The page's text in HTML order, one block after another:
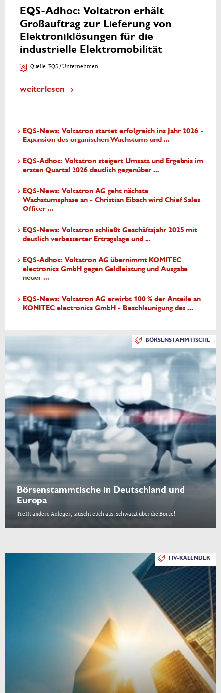
EQS-Adhoc: Voltatron erhält
Großauftrag zur Lieferung von
Elektroniklösungen für die
industrielle Elektromobilität
Quelle:EQS / Unternehmen
weiterlesen
EQS-News: Voltatron startet erfolgreich ins Jahr 2026 -
Expansion des organischen Wachstums und ...
EQS-Adhoc: Voltatron steigert Umsatz und Ergebnis im
ersten Quartal 2026 deutlich gegenüber ...
EQS-News: Voltatron AG geht nächste
Wachstumsphase an - Christian Eibach wird Chief Sales
Officer ...
EQS-News: Voltatron schließt Geschäftsjahr 2025 mit
deutlich verbesserter Ertragslage und ...
EQS-Adhoc: Voltatron AG übernimmt KOMITEC
electronics GmbH gegen Geldleistung und Ausgabe
neuer ...
EQS-News: Voltatron AG erwirbt 100 % der Anteile an
KOMITEC electronics GmbH - Beschleunigung des ...
BÖRSENSTAMMTISCHE
Börsenstammtische in Deutschland und
Europa
Trefft andere Anleger, tauscht euch aus, schwatzt über die Börse!
HV-KALENDER